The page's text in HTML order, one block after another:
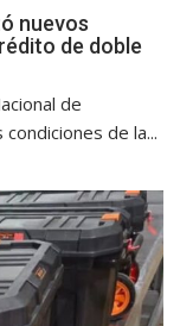
nuevos
de doble
de
de la...